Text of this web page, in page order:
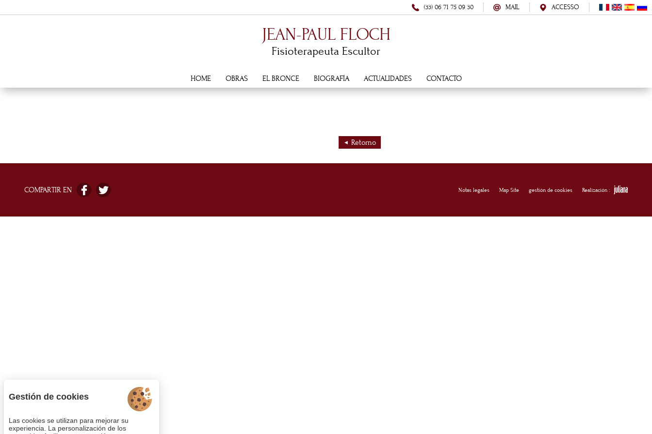
(33) 06 71 75 09 30 MAIL ACCESSO
JEAN-PAUL FLOCH
Fisioterapeuta Escultor
HOME OBRAS EL BRONCE BIOGRAFÍA ACTUALIDADES CONTACTO
Retorno
COMPARTIR EN Notas legales Map Site gestión de cookies Realización :
Gestión de cookies
Las cookies se utilizan para mejorar su
experiencia. La personalización de los